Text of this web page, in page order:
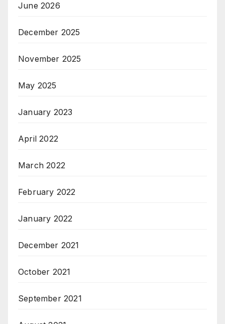
June 2026
December 2025
November 2025
May 2025
January 2023
April 2022
March 2022
February 2022
January 2022
December 2021
October 2021
September 2021